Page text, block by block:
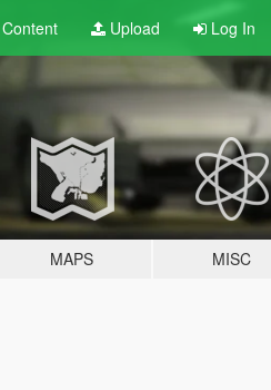
Content Upload Log In
MAPS MISC